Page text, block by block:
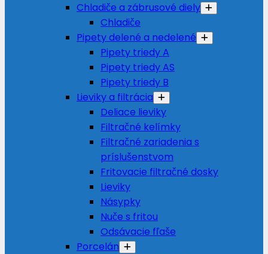
Chladiče a zábrusové diely
Chladiče
Pipety delené a nedelené
Pipety triedy A
Pipety triedy AS
Pipety triedy B
Lieviky a filtrácia
Deliace lieviky
Filtračné kelímky
Filtračné zariadenia s
príslušenstvom
Fritovacie filtračné dosky
Lieviky
Násypky
Nuče s fritou
Odsávacie fľaše
Porcelán